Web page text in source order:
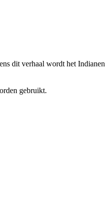
dit verhaal wordt het
gebruikt.